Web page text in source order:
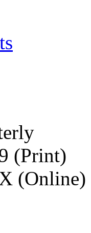
(Print)
(Online)